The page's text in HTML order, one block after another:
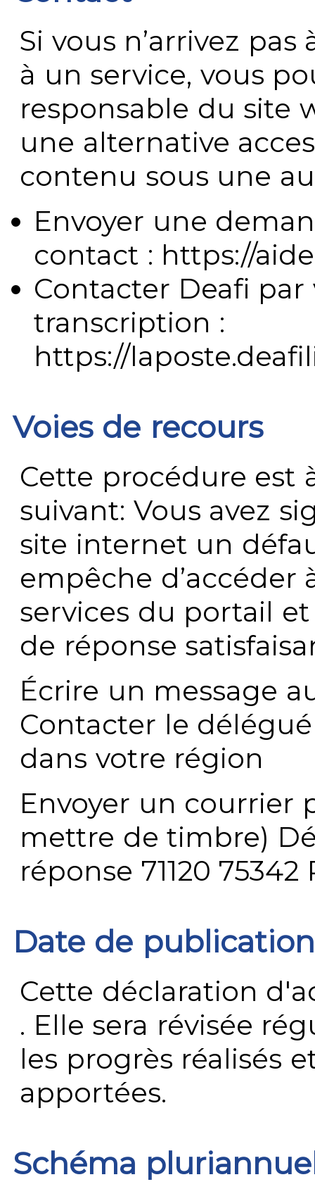
Si vous n’arrivez
à un service, vous
responsable du site
une alternative
contenu sous une
Envoyer une
contact : https://
Contacter Deafi
transcription :
https://
Voies de recours
Cette procédure est
suivant: Vous avez
site internet un
empêche
services du portail
de réponse
Écrire un message
Contacter le
dans votre région
Envoyer un courrier
mettre de timbre)
réponse 71120 75342
Date de publication
Cette déclaration
. Elle sera révisée
les progrès réalisés
apportées.
Schéma